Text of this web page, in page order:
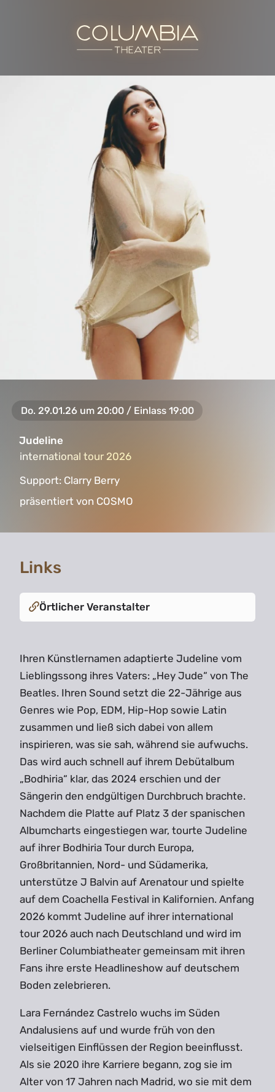
Do. 29.01.26 um 20:00 / Einlass 19:00
Judeline
international tour 2026
international tour 2026
Support: Clarry Berry
präsentiert von COSMO
Links
Örtlicher Veranstalter
Ihren Künstlernamen adaptierte Judeline vom
Lieblingssong ihres Vaters: „Hey Jude“ von The
Beatles. Ihren Sound setzt die 22-Jährige aus
Genres wie Pop, EDM, Hip-Hop sowie Latin
zusammen und ließ sich dabei von allem
inspirieren, was sie sah, während sie aufwuchs.
Das wird auch schnell auf ihrem Debütalbum
„Bodhiria“ klar, das 2024 erschien und der
Sängerin den endgültigen Durchbruch brachte.
Nachdem die Platte auf Platz 3 der spanischen
Albumcharts eingestiegen war, tourte Judeline
auf ihrer Bodhiria Tour durch Europa,
Großbritannien, Nord- und Südamerika,
unterstütze J Balvin auf Arenatour und spielte
auf dem Coachella Festival in Kalifornien. Anfang
2026 kommt Judeline auf ihrer international
tour 2026 auch nach Deutschland und wird im
Berliner Columbiatheater gemeinsam mit ihren
Fans ihre erste Headlineshow auf deutschem
Boden zelebrieren.
Lara Fernández Castrelo wuchs im Süden
Andalusiens auf und wurde früh von den
vielseitigen Einflüssen der Region beeinflusst.
Als sie 2020 ihre Karriere begann, zog sie im
Alter von 17 Jahren nach Madrid, wo sie mit dem